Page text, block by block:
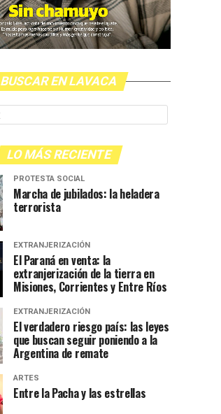
BUSCAR EN LAVACA
LO MÁS RECIENTE
PROTESTA SOCIAL
Marcha de jubilados: la heladera
terrorista
EXTRANJERIZACIÓN
El Paraná en venta: la
extranjerización de la tierra en
Misiones, Corrientes y Entre Ríos
EXTRANJERIZACIÓN
El verdadero riesgo país: las leyes
que buscan seguir poniendo a la
Argentina de remate
ARTES
Entre la Pacha y las estrellas